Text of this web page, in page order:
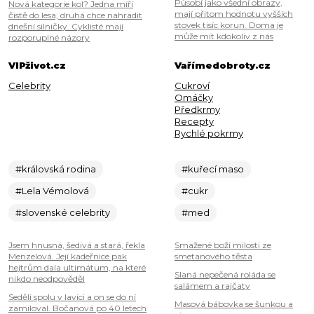
Nová kategorie kol? Jedna míří
čistě do lesa, druhá chce nahradit
dnešní silničky. Cyklisté mají
rozporuplné názory
Působí jako všední obrazy,
mají přitom hodnotu vyšších
stovek tisíc korun. Doma je
může mít kdokoliv z nás
VIPživot.cz
Celebrity
#královská rodina
#Lela Vémolová
#slovenské celebrity
Jsem hnusná, šedivá a stará, řekla
Menzelová. Její kadeřnice pak
hejtrům dala ultimátum, na které
nikdo neodpověděl
Seděli spolu v lavici a on se do ní
zamiloval. Bočanová po 40 letech
Vařímedobroty.cz
Cukroví
Omáčky
Předkrmy
Recepty
Rychlé pokrmy
#kuřecí maso
#cukr
#med
Smažené boží milosti ze
smetanového těsta
Slaná nepečená roláda se
salámem a rajčaty
Masová bábovka se šunkou a